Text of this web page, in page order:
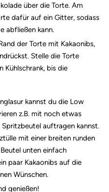
über die Torte. Am
dafür auf ein Gitter, sodass
abfließen kann.
der Torte mit Kakaonibs,
Stelle die Torte
Kühlschrank, bis die
kannst du die Low
z.B. mit noch etwas
auftragen kannst.
mit einer breiten runden
unten einfach
paar Kakaonibs auf die
Wünschen.
genießen!